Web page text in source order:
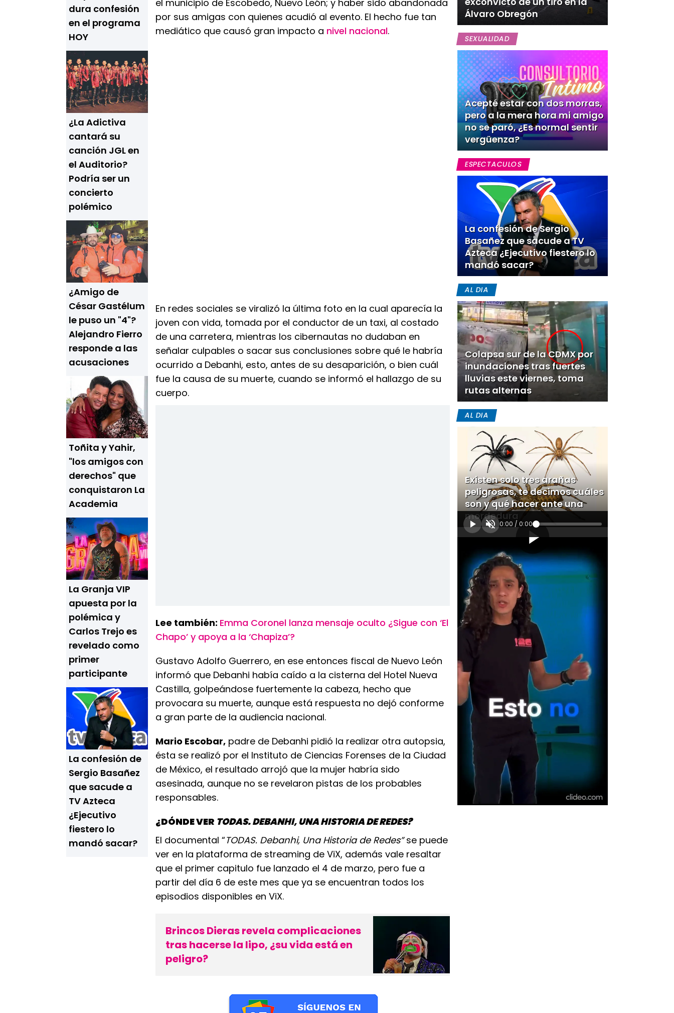
dura confesión
en el programa
HOY
¿La Adictiva
cantará su
canción JGL en
el Auditorio?
Podría ser un
concierto
polémico
¿Amigo de
César Gastélum
le puso un "4"?
Alejandro Fierro
responde a las
acusaciones
Toñita y Yahir,
"los amigos con
derechos" que
conquistaron La
Academia
La Granja VIP
apuesta por la
polémica y
Carlos Trejo es
revelado como
primer
participante
La confesión de
Sergio Basañez
que sacude a
TV Azteca
¿Ejecutivo
fiestero lo
mandó sacar?
el municipio de Escobedo, Nuevo León; y haber sido abandonada
por sus amigas con quienes acudió al evento. El hecho fue tan
mediático que causó gran impacto a nivel nacional.
En redes sociales se viralizó la última foto en la cual aparecía la
joven con vida, tomada por el conductor de un taxi, al costado
de una carretera, mientras los cibernautas no dudaban en
señalar culpables o sacar sus conclusiones sobre qué le habría
ocurrido a Debanhi, esto, antes de su desaparición, o bien cuál
fue la causa de su muerte, cuando se informó el hallazgo de su
cuerpo.
Lee también: Emma Coronel lanza mensaje oculto ¿Sigue con ‘El
Chapo’ y apoya a la ‘Chapiza’?
Gustavo Adolfo Guerrero, en ese entonces fiscal de Nuevo León
informó que Debanhi había caído a la cisterna del Hotel Nueva
Castilla, golpeándose fuertemente la cabeza, hecho que
provocara su muerte, aunque está respuesta no dejó conforme
a gran parte de la audiencia nacional.
Mario Escobar, padre de Debanhi pidió la realizar otra autopsia,
ésta se realizó por el Instituto de Ciencias Forenses de la Ciudad
de México, el resultado arrojó que la mujer habría sido
asesinada, aunque no se revelaron pistas de los probables
responsables.
¿DÓNDE VER TODAS. DEBANHI, UNA HISTORIA DE REDES?
El documental “TODAS. Debanhi, Una Historia de Redes”se puede
ver en la plataforma de streaming de ViX, además vale resaltar
que el primer capitulo fue lanzado el 4 de marzo, pero fue a
partir del día 6 de este mes que ya se encuentran todos los
episodios disponibles en ViX.
Brincos Dieras revela complicaciones
tras hacerse la lipo, ¿su vida está en
peligro?
Álvaro Obregón
SEXUALIDAD
Acepté estar con dos morras,
pero a la mera hora mi amigo
no se paró, ¿Es normal sentir
vergüenza?
ESPECTACULOS
La confesión de Sergio
Basañez que sacude a TV
Azteca ¿Ejecutivo fiestero lo
mandó sacar?
AL DIA
Colapsa sur de la CDMX por
inundaciones tras fuertes
lluvias este viernes, toma
rutas alternas
AL DIA
Existen solo tres arañas
peligrosas, te decimos cuáles
son y qué hacer ante una
mordedura
0:00 / 0:00
[Publicidad]